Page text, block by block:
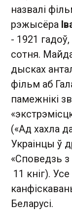
назвалі
рэжысёра
- 1921
сотня.
дысках
фільм аб
памежнікі
(«Ад хахла
Украінцы ў
«Споведзь
11 кніг).
Беларусі.